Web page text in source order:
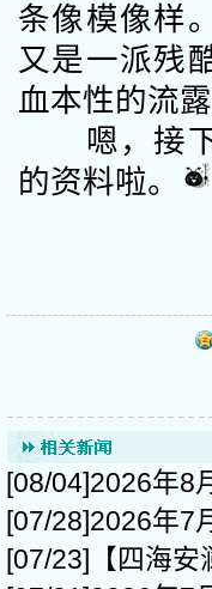
条像模像样
又是一派残
血本性的流
嗯，接下
的资料啦。
[08/04]2026年8
[07/28]2026年7
[07/23] 【四海